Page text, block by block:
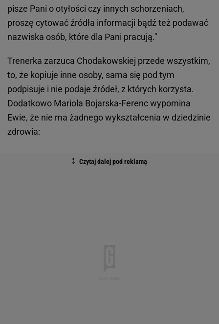
pisze Pani o otyłości czy innych schorzeniach,
proszę cytować źródła informacji bądź też podawać
nazwiska osób, które dla Pani pracują."
Trenerka zarzuca Chodakowskiej przede wszystkim,
to, że kopiuje inne osoby, sama się pod tym
podpisuje i nie podaje źródeł, z których korzysta.
Dodatkowo Mariola Bojarska-Ferenc wypomina
Ewie, że nie ma żadnego wykształcenia w dziedzinie
zdrowia: